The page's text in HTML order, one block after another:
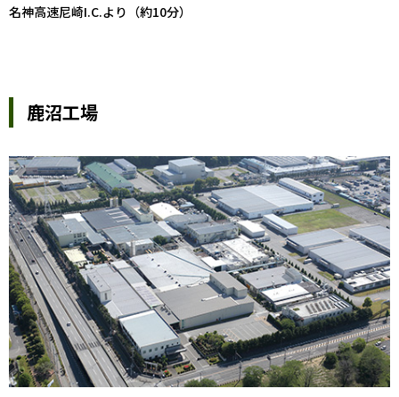
名神高速尼崎I.C.より（約10分）
鹿沼工場